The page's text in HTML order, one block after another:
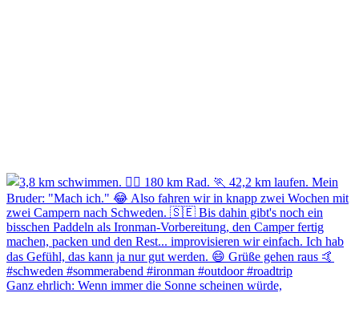
Ganz ehrlich: Wenn immer die Sonne scheinen würde,